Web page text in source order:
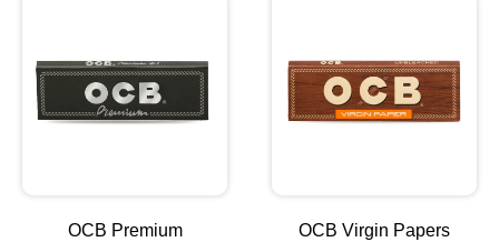
OCB Premium OCB Virgin Papers